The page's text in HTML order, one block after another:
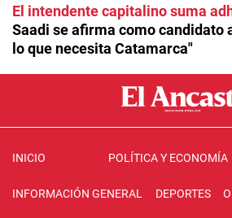
El intendente capitalino suma
Saadi se afirma como candidato
lo que necesita Catamarca"
INICIO POLÍTICA Y ECONOMÍA
INFORMACIÓN GENERAL DEPORTES